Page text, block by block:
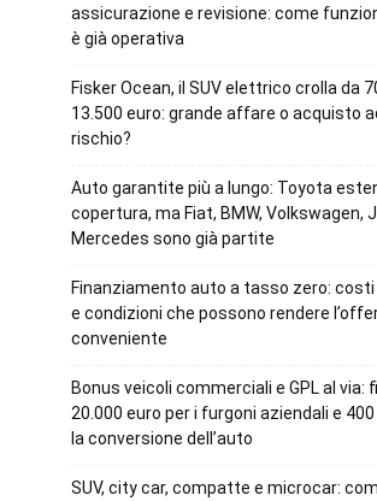
assicurazione e revisione: come
è già operativa
Fisker Ocean, il SUV elettrico crolla da
13.500 euro: grande affare o acquisto
rischio?
Auto garantite più a lungo: Toyota
copertura, ma Fiat, BMW, Volkswagen,
Mercedes sono già partite
Finanziamento auto a tasso zero:
e condizioni che possono rendere
conveniente
Bonus veicoli commerciali e GPL al via:
20.000 euro per i furgoni aziendali e
la conversione dell’auto
SUV, city car, compatte e microcar: